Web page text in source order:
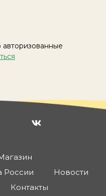
авторизованные
России
Новости
Контакты